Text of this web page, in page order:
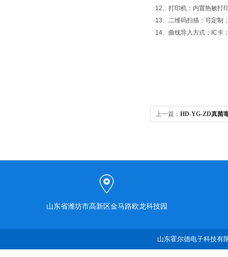
12、打印机：内置热敏打
13、二维码扫描：可定制
14、曲线导入方式：IC卡
上一篇： HD-YG-ZD真菌
山东省潍坊市高新区金马路欧龙科技园
山东霍尔德电子科技有